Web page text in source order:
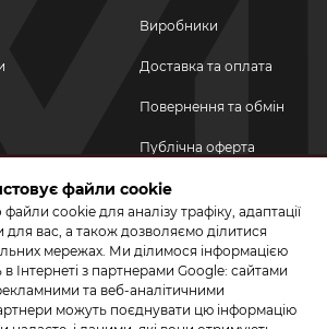
Виробники
Доставка та оплата
Повернення та обмін
Публічна оферта
Політика
конфіденційності
ДО НАС У СОЦМЕРЕЖАХ
файли cookie
cookie для аналізу трафіку, адаптації
для вас, а також дозволяємо ділитися
мережах. Ми ділимося інформацією
Інтернеті з партнерами Google: сайтами
та веб-аналітичними
можуть поєднувати цю інформацію